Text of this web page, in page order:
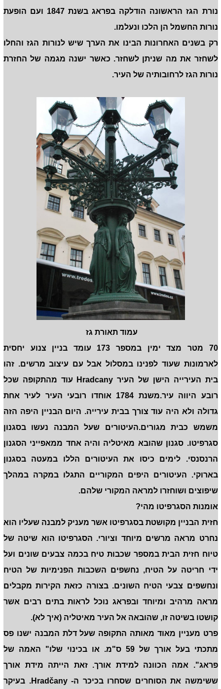
נורת הגז הראשונה הודלקה בפראג בשנת 1847 ועם הופעת
נורות החשמל הן הלכו ונעלמו.
רק בשנים האחרונות הבינו את הערך שיש לנורות הגז והחלו
לשחזר את מה שניתן לשחזר. כאשר ישנה מגמה של החזרת
נורות הגז לרחובותיה של העיר.
עמוד תאורת גז
70 מטר מצד ימין במספר 173 עומד בניין צנוע יחסית
לארמונות שעוד לפנינו במסלול אבל עם עיצוב מרשים. זהו
בית העירייה הישן של העיר Hradcany עוד מהתקופה שכל
רובע היווה עיר.משנת 1784 אוחדו רובעי העיר לעיר אחת
גדולה ולא היה עוד צורך בבית עירייה. היום הבניין היפה הזה
משמש כבית מגורים.העיטורים שעל המבנה נעשו בסגנון
סגרפיטו. סגנון שהובא מאיטליה והיה אחד ממאפייני הסגנון
הרנסנסי. לימים כיסו את העיטורים הללו במעטה בסגנון
בארוקי. העיטורים היפים המקוריים התגלו במקרה במהלך
שיפוצים ושוחזרו למראה המקורי שלהם.
אומנות הסגרפיטו מהי?
חזית הבניין מקושטת בסגרפיטו אשר מעניק למבנה שעליו הוא
נחרט מראה מרשים מיוחד וציורי. הסגרפיטו הוא שיטה של
טיוח חזית הבית במספר שכבות טיח בכמה צבעים שונים ועל
ידי חריטה על הטיח, נחשפים השכבות הפנימיות של הטיח
ונחשפים צבעי הטיח השונים. בצורה כזאת הקירות מקבלים
מראה מרהיב ומיוחד ובפראג נוכל לראות בתים רבים אשר
קושטו בשיטה זו, שהובאה אל העיר מאיטליה (איך לא).
פרט מעניין מאוד מאותה התקופה שעל דלת המבנה ישנו פס
מתכתי בעל אורך של 59 ס"מ. או בכינוי שלו" האמה של
פראג". אמה הכוונה למידת אורך. זאת הייתה מידת אורך
ששימשה את הסוחרים שסחרו בכיכר ה- Hradčany. בעיקר